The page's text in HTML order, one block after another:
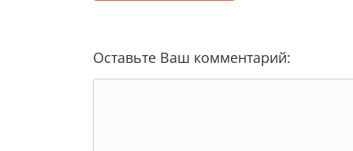
Оставьте Ваш комментарий: